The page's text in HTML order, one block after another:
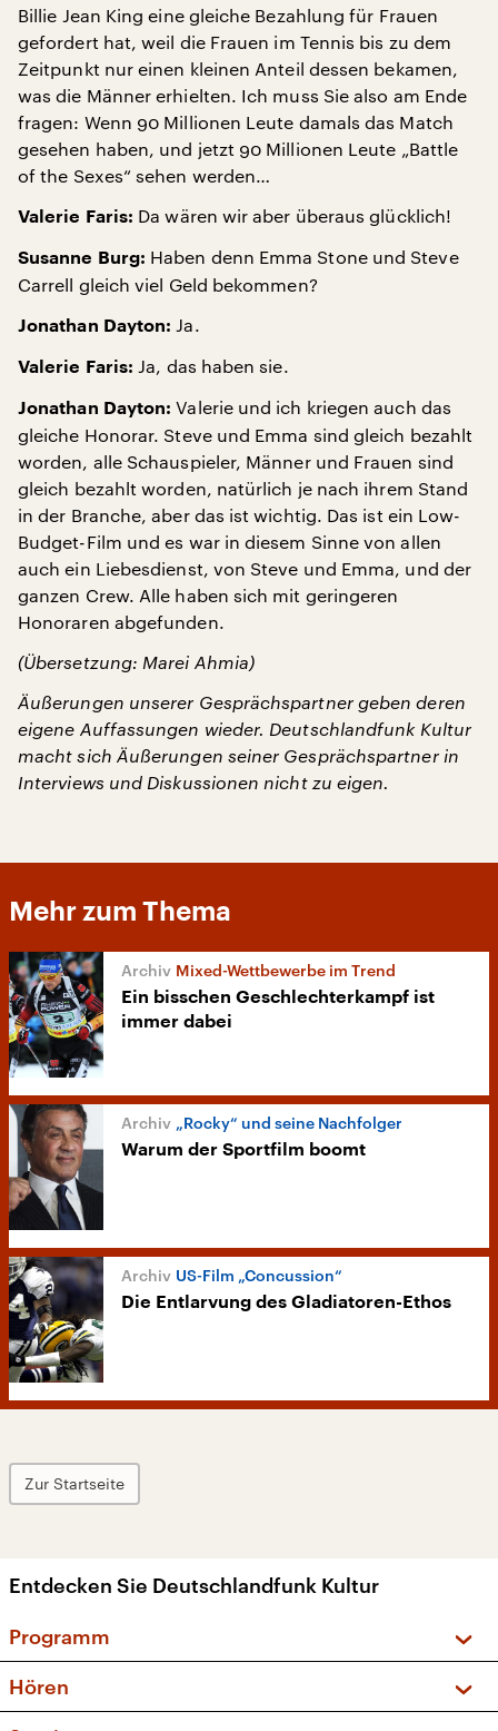
Billie Jean King eine gleiche Bezahlung für Frauen
gefordert hat, weil die Frauen im Tennis bis zu dem
Zeitpunkt nur einen kleinen Anteil dessen bekamen,
was die Männer erhielten. Ich muss Sie also am Ende
fragen: Wenn 90 Millionen Leute damals das Match
gesehen haben, und jetzt 90 Millionen Leute „Battle
of the Sexes“ sehen werden…
Valerie Faris: Da wären wir aber überaus glücklich!
Susanne Burg: Haben denn Emma Stone und Steve
Carrell gleich viel Geld bekommen?
Jonathan Dayton: Ja.
Valerie Faris: Ja, das haben sie.
Jonathan Dayton: Valerie und ich kriegen auch das
gleiche Honorar. Steve und Emma sind gleich bezahlt
worden, alle Schauspieler, Männer und Frauen sind
gleich bezahlt worden, natürlich je nach ihrem Stand
in der Branche, aber das ist wichtig. Das ist ein Low-
Budget-Film und es war in diesem Sinne von allen
auch ein Liebesdienst, von Steve und Emma, und der
ganzen Crew. Alle haben sich mit geringeren
Honoraren abgefunden.
(Übersetzung: Marei Ahmia)
Äußerungen unserer Gesprächspartner geben deren
eigene Auffassungen wieder. Deutschlandfunk Kultur
macht sich Äußerungen seiner Gesprächspartner in
Interviews und Diskussionen nicht zu eigen.
Mehr zum Thema
Mixed-Wettbewerbe im Trend
Ein bisschen Geschlechterkampf ist
immer dabei
„Rocky“ und seine Nachfolger
Warum der Sportfilm boomt
US-Film „Concussion“
Die Entlarvung des Gladiatoren-Ethos
Zur Startseite
Entdecken Sie Deutschlandfunk Kultur
Programm
Sendungen und Podcasts
Hören